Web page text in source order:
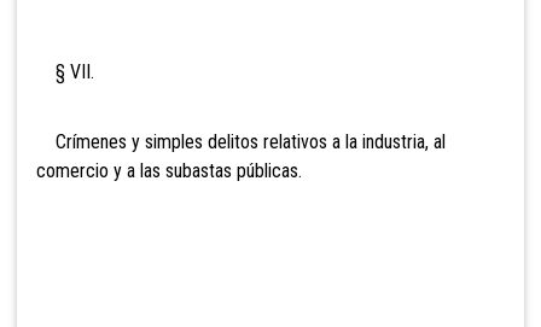
§ VII.
Crímenes y simples delitos relativos a la industria, al
comercio y a las subastas públicas.